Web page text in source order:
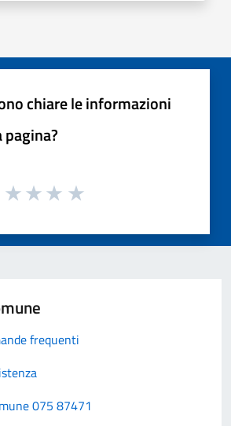
chiare le informazioni
pagina?
frequenti
075 87471